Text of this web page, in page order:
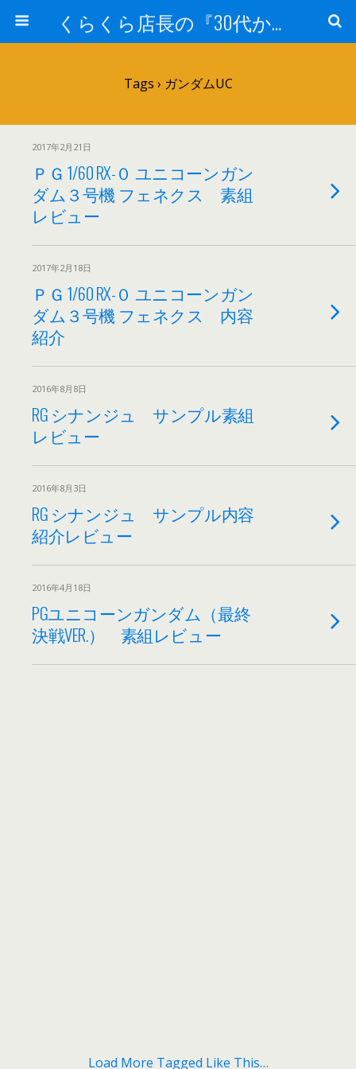
くらくら店長の『30代からのガンプラ工作』
Tags › ガンダムUC
2017年2月21日
ＰＧ 1/60 RX-０ ユニコーンガン
ダム３号機 フェネクス 素組
レビュー
2017年2月18日
ＰＧ 1/60 RX-０ ユニコーンガン
ダム３号機 フェネクス 内容
紹介
2016年8月8日
RG シナンジュ サンプル素組
レビュー
2016年8月3日
RG シナンジュ サンプル内容
紹介レビュー
2016年4月18日
PGユニコーンガンダム（最終
決戦VER.） 素組レビュー
Load More Tagged Like This…